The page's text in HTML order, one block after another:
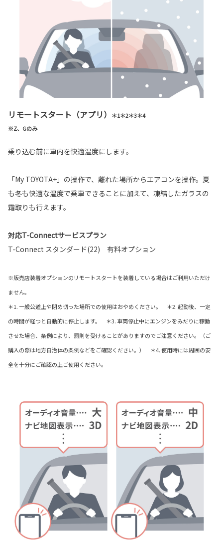
リモートスタート（アプリ）
＊1＊2＊3＊4
※Z、Gのみ
乗り込む前に車内を快適温度にします。
「My TOYOTA+」の操作で、離れた場所からエアコンを操作。夏
も冬も快適な温度で乗車できることに加えて、凍結したガラスの
霜取りも行えます。
対応T-Connectサービスプラン
T-Connect スタンダード(22) 有料オプション
※販売店装着オプションのリモートスタートを装着している場合はご利用いただけ
ません。
＊1. 一般公道上や閉め切った場所での使用はおやめください。 ＊2. 起動後、一定
の時間が経つと自動的に停止します。 ＊3. 車両停止中にエンジンをみだりに稼働
させた場合、条例により、罰則を受けることがありますのでご注意ください。（ご
購入の際は地方自治体の条例などをご確認ください。） ＊4. 使用時には周囲の安
全を十分にご確認の上ご使用ください。